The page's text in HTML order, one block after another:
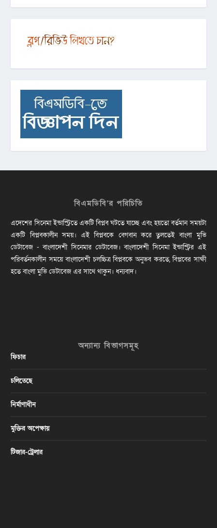
বিএমডিবি’র পরিচিতি
এদেশের সিনেমা ইন্ডাস্ট্রিতে একটি বিপ্লব ঘটতে যাচ্ছে এবং হয়তো বর্তমান সময়টা
একটি বিপ্লবকালীন সময়। এই বিপ্লবকে বেগবান করে তুলতেই বাংলা মুভি
ডেটাবেজ - বাংলাদেশী সিনেমার ডেটাবেজ। বাংলাদেশী সিনেমা ইন্ডাস্ট্রির এই
পরিবর্তনকালীন সময়ে বাংলাদেশী চলচ্চিত্র বিপ্লবকে অনুভব করতে, বিপ্লবের সাক্ষী
হতে বাংলা মুভি ডেটাবেজ এর সাথে থাকুন। ধন্যবাদ।
অন্যান্য বিভাগসমূহ
ফিচার
চলিতেছে
নির্মাণাধীন
মুক্তির অপেক্ষায়
টিজার-ট্রেলার